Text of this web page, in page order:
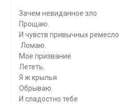
Зачем невиданное зло
Прощаю.
И чувств привычных ремесло
Ломаю.
Мое призвание
Лететь.
Я ж крылья
Обрываю.
И сладостно тебе